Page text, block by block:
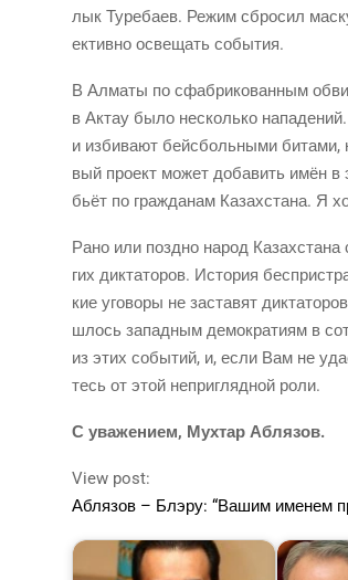
лык Туре­ба­ев. Режим сбро­сил
ек­тив­но осве­щать события.
В Алма­ты по сфаб­ри­ко­ван­ным
в Актау было несколь­ко
и изби­ва­ют бейс­боль­ны­ми
вый про­ект может доба­вить имён
бьёт по граж­да­нам Казах­ста­на. Я
Рано или позд­но народ
гих дик­та­то­ров. Исто­рия
кие уго­во­ры не заста­вят
шлось запад­ным демо­кра­ти­ям в
из этих собы­тий, и, если Вам не
тесь от этой непри­гляд­ной роли.
С ува­же­ни­ем, Мух­тар Аблязов.
View post:
Абля­зов – Блэ­ру: “Вашим име­нем